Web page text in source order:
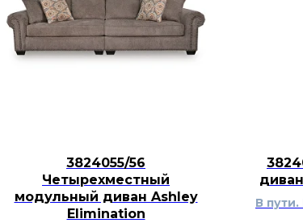
светлыми коврами и
современном или американском
3824055/56
Четырехместный
модульный диван Ashley
Elimination
В